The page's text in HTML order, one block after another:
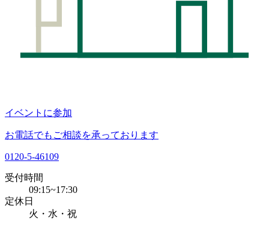
イベントに参加
お電話でもご相談を承っております
0120-5-46109
受付時間
09:15~17:30
定休日
火・水・祝